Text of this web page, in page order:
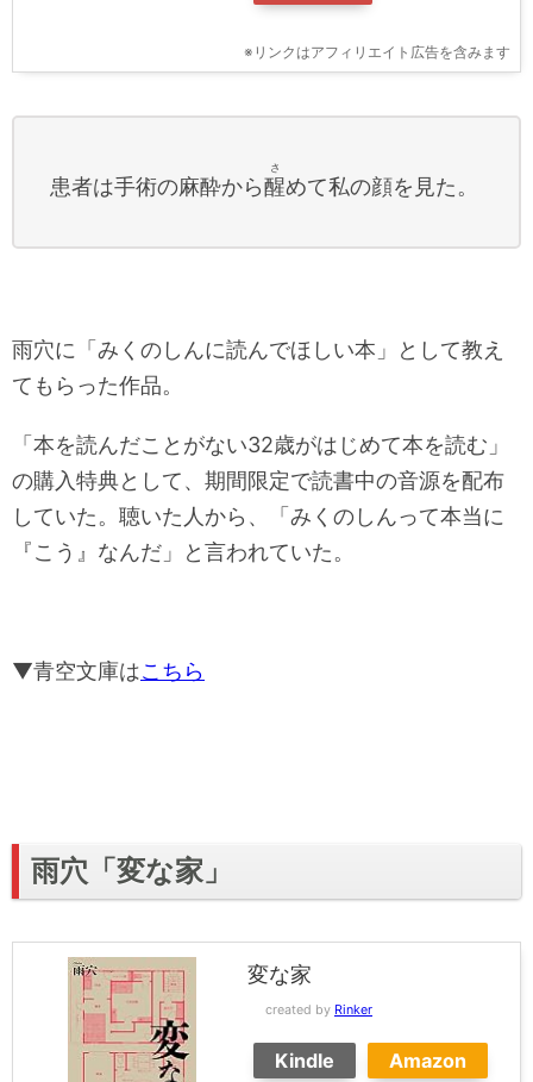
※リンクはアフィリエイト広告を含みます
患者は手術の麻酔から醒
さ
めて私の顔を見た。
雨穴に「みくのしんに読んでほしい本」として教え
てもらった作品。
「本を読んだことがない32歳がはじめて本を読む」
の購入特典として、期間限定で読書中の音源を配布
していた。聴いた人から、「みくのしんって本当に
『こう』なんだ」と言われていた。
▼青空文庫はこちら
雨穴「変な家」
変な家
created by Rinker
Kindle
Amazon